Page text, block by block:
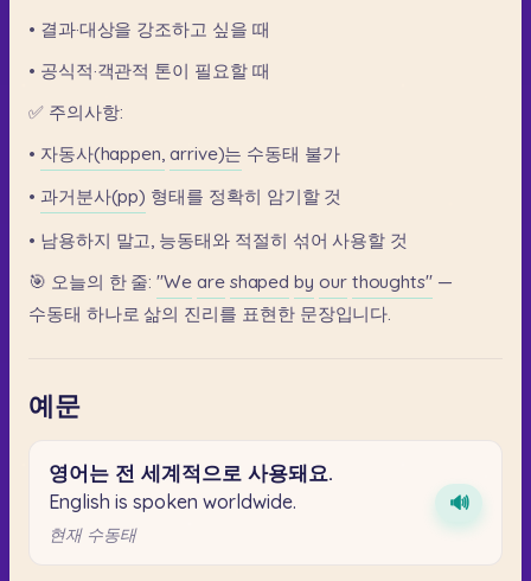
• 결과·대상을 강조하고 싶을 때
• 공식적·객관적 톤이 필요할 때
✅ 주의사항:
• 자동사(happen, arrive)는 수동태 불가
• 과거분사(pp) 형태를 정확히 암기할 것
• 남용하지 말고, 능동태와 적절히 섞어 사용할 것
🎯 오늘의 한 줄: "We are shaped by our thoughts" —
수동태 하나로 삶의 진리를 표현한 문장입니다.
예문
영어는 전 세계적으로 사용돼요.
English is spoken worldwide.
현재 수동태
🔊